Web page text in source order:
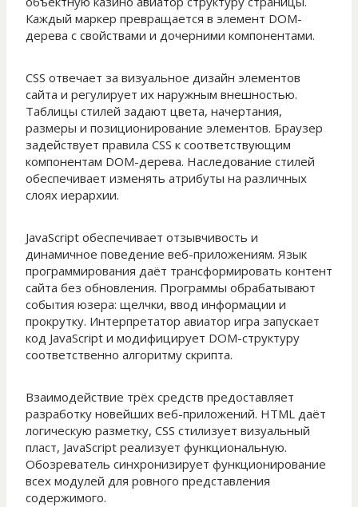
Каждый маркер превращается в элемент DOM-
дерева с свойствами и дочерними компонентами.
CSS отвечает за визуальное дизайн элементов
сайта и регулирует их наружным внешностью.
Таблицы стилей задают цвета, начертания,
размеры и позиционирование элементов. Браузер
задействует правила CSS к соответствующим
компонентам DOM-дерева. Наследование стилей
обеспечивает изменять атрибуты на различных
слоях иерархии.
JavaScript обеспечивает отзывчивость и
динамичное поведение веб-приложениям. Язык
программирования даёт трансформировать контент
сайта без обновления. Программы обрабатывают
события юзера: щелчки, ввод информации и
прокрутку. Интерпретатор авиатор игра запускает
код JavaScript и модифицирует DOM-структуру
соответственно алгоритму скрипта.
Взаимодействие трёх средств предоставляет
разработку новейших веб-приложений. HTML даёт
логическую разметку, CSS стилизует визуальный
пласт, JavaScript реализует функциональную.
Обозреватель синхронизирует функционирование
всех модулей для ровного представления
содержимого.